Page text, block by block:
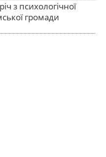
з психологічної
громади